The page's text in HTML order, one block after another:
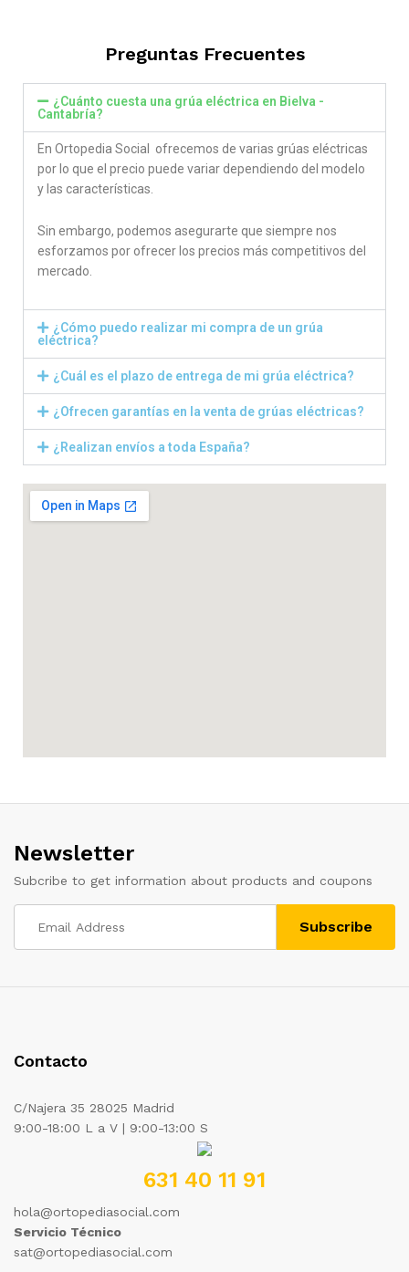
Preguntas Frecuentes
¿Cuánto cuesta una grúa eléctrica en Bielva -
Cantabría?
En Ortopedia Social ofrecemos de varias grúas eléctricas
por lo que el precio puede variar dependiendo del modelo
y las características.
Sin embargo, podemos asegurarte que siempre nos
esforzamos por ofrecer los precios más competitivos del
mercado.
¿Cómo puedo realizar mi compra de un grúa
eléctrica?
¿Cuál es el plazo de entrega de mi grúa eléctrica?
¿Ofrecen garantías en la venta de grúas eléctricas?
¿Realizan envíos a toda España?
Newsletter
Subcribe to get information about products and coupons
Contacto
C/Najera 35 28025 Madrid
9:00-18:00 L a V | 9:00-13:00 S
631 40 11 91
hola@ortopediasocial.com
Servicio Técnico
sat@ortopediasocial.com